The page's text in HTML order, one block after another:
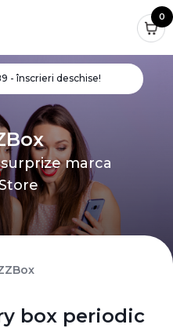
0
- înscrieri deschise!
marca
box periodic